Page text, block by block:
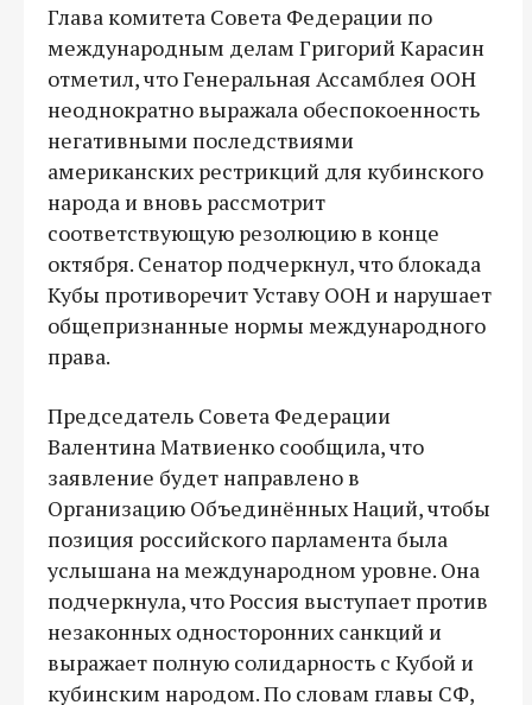
Глава комитета Совета Федерации по
международным делам Григорий Карасин
отметил, что Генеральная Ассамблея ООН
неоднократно выражала обеспокоенность
негативными последствиями
американских рестрикций для кубинского
народа и вновь рассмотрит
соответствующую резолюцию в конце
октября. Сенатор подчеркнул, что блокада
Кубы противоречит Уставу ООН и нарушает
общепризнанные нормы международного
права.
Председатель Совета Федерации
Валентина Матвиенко сообщила, что
заявление будет направлено в
Организацию Объединённых Наций, чтобы
позиция российского парламента была
услышана на международном уровне. Она
подчеркнула, что Россия выступает против
незаконных односторонних санкций и
выражает полную солидарность с Кубой и
кубинским народом. По словам главы СФ,